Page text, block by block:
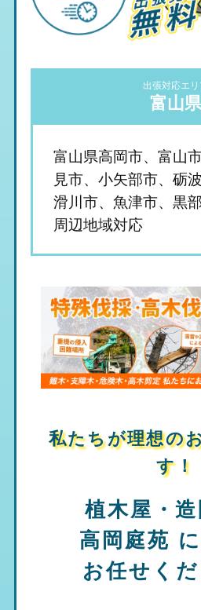
出張対応エリ
富山県
富山県高岡市、富山
見市、小矢部市、砺
滑川市、魚津市、黒
周辺地域対応
私たちが理想の
す！
植木屋・
高岡庭苑
お任せくだ